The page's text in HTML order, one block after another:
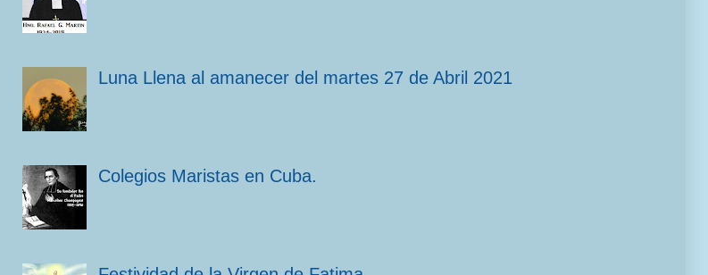
Luna Llena al amanecer del martes 27 de Abril 2021
Colegios Maristas en Cuba.